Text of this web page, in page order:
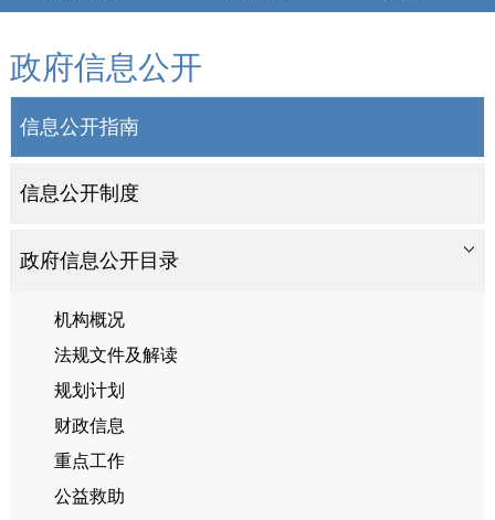
政府信息公开
信息公开指南
信息公开制度
政府信息公开目录
机构概况
法规文件及解读
规划计划
财政信息
重点工作
公益救助